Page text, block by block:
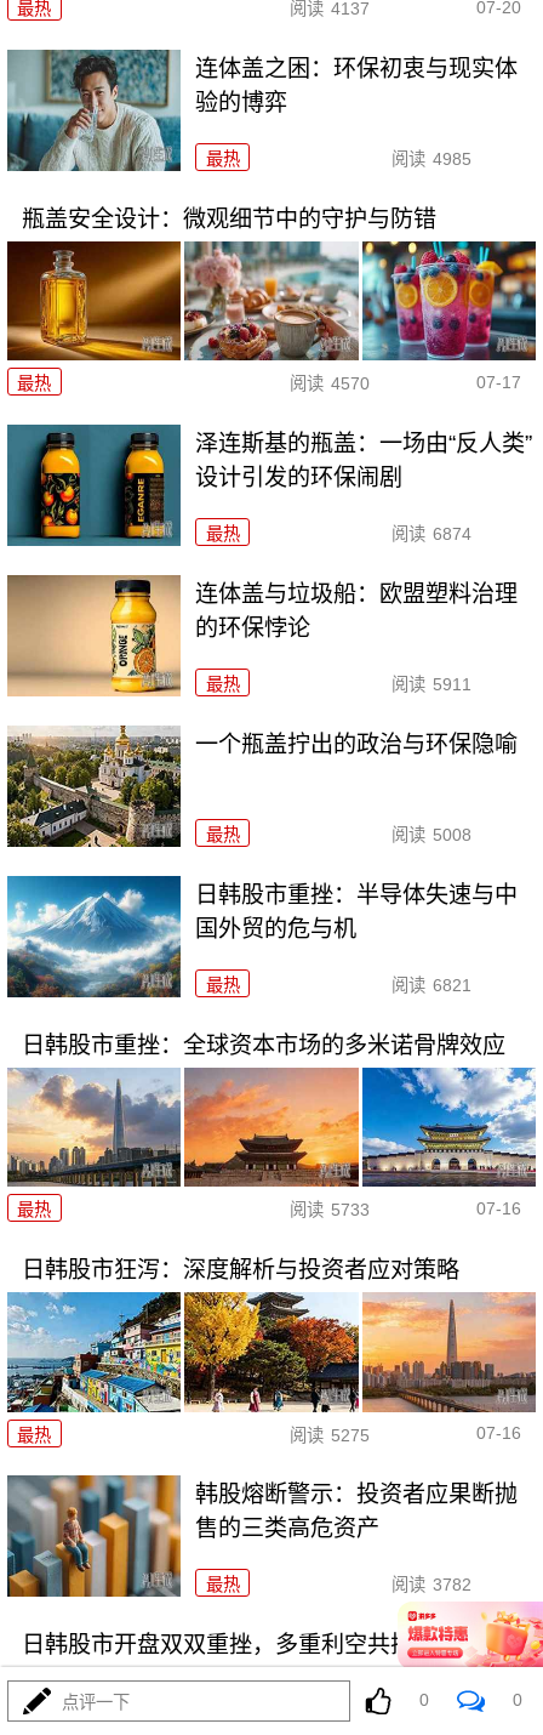
最热 阅读 4137 07-20
连体盖之困：环保初衷与现实体
验的博弈
最热 阅读 4985
瓶盖安全设计：微观细节中的守护与防错
最热 阅读 4570 07-17
泽连斯基的瓶盖：一场由“反人类”
设计引发的环保闹剧
最热 阅读 6874
连体盖与垃圾船：欧盟塑料治理
的环保悖论
最热 阅读 5911
一个瓶盖拧出的政治与环保隐喻
最热 阅读 5008
日韩股市重挫：半导体失速与中
国外贸的危与机
最热 阅读 6821
日韩股市重挫：全球资本市场的多米诺骨牌效应
最热 阅读 5733 07-16
日韩股市狂泻：深度解析与投资者应对策略
最热 阅读 5275 07-16
韩股熔断警示：投资者应果断抛
售的三类高危资产
最热 阅读 3782
日韩股市开盘双双重挫，多重利空共振引发恐慌
点评一下 0 0